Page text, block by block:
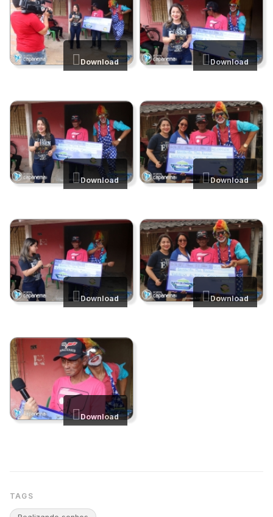
Download
Download
Download
Download
Download
Download
Download
TAGS